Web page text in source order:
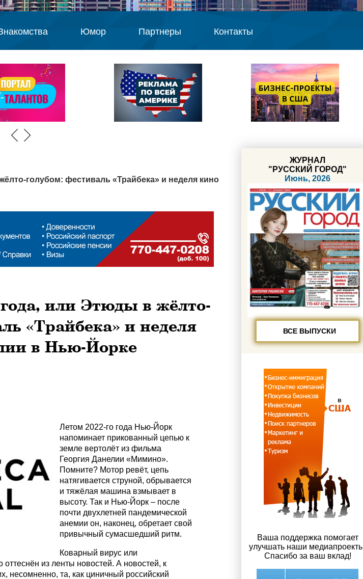
Юмор Партнеры Контакты
голубом: фестиваль «Трайбека» и неделя кино
года, или Этюды в жёлто-
«Трайбека» и неделя
в Нью-Йорке
Летом 2022-го года Нью-Йорк
напоминает прикованный цепью к
земле вертолёт из фильма
Георгия Данелии «Мимино».
Помните? Мотор ревёт, цепь
натягивается струной, обрывается
и тяжёлая машина взмывает в
высоту. Так и Нью-Йорк – после
почти двухлетней пандемической
анемии он, наконец, обретает свой
привычный сумасшедший ритм.
Коварный вирус или
оттеснён из ленты новостей. А новостей, к
несомненно, та, как циничный российский
ЖУРНАЛ
"РУССКИЙ ГОРОД"
Июнь, 2026
ВСЕ ВЫПУСКИ
Ваша поддержка помогает
улучшать наши
Спасибо за ваш вклад!